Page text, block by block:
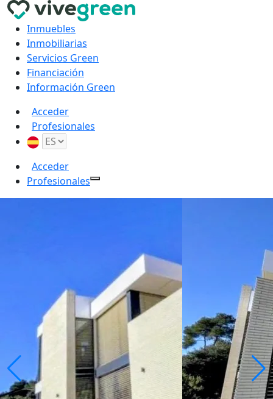
Inmuebles
Inmobiliarias
Servicios Green
Financiación
Información Green
Acceder
Profesionales
Acceder
Profesionales